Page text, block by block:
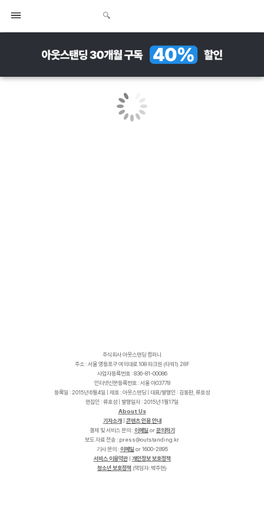
주식회사 아웃스탠딩 컴퍼니
주소 : 서울 영등포구 여의대로 108 파크원 (타워1) 28F
사업자등록번호 : 836-81-00086
인터넷신문등록번호 : 서울 아03778
등록일 : 2015년 6월4일 | 제호 : 아웃스탠딩 | 대표/발행인 : 김동환, 류호성
편집인 : 류호성 | 발행일자 : 2015년 1월17일
About Us
기자소개
콘텐츠 인용 안내
결제 및 서비스 문의 : 이메일 or문의하기
보도 자료 전송 :
r
k
.
g
n
i
d
n
a
t
s
t
u
o
@
s
s
e
r
p
기사 문의 : 이메일 or 1600-2895
서비스 이용약관| 개인정보 보호정책
청소년 보호정책 (책임자: 박주현)